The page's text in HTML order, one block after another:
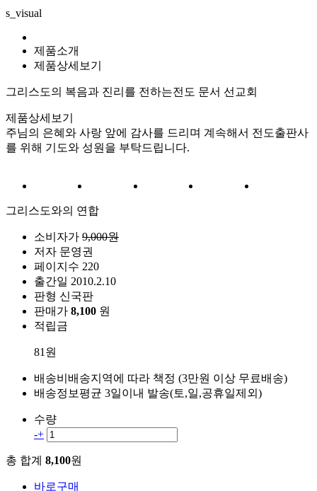
s_visual
제품소개
제품상세보기
그리스도의 복음과 진리를 전하는전도 문서 선교회
제품상세보기
주님의 은혜와 사랑 앞에 감사를 드리며 계속해서 전도출판사
를 위해 기도와 성원을 부탁드립니다.
그리스도와의 연합
소비자가 9,000원
저자 문영권
페이지수 220
출간일 2010.2.10
판형 신국판
판매가 8,100 원
적립금
81원
배송비 배송지역에 따라 책정 (3만원 이상 무료배송)
배송정보평균 3일이내 발송(토,일,공휴일제외)
수량
-+
총 합계 8,100원
바로구매